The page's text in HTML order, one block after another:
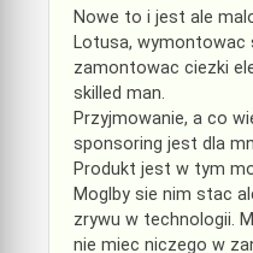
Nowe to i jest ale
Lotusa, wymontowac
zamontowac ciezki
skilled man.
Przyjmowanie, a co
sponsoring jest dla
Produkt jest w tym
Moglby sie nim stac
zrywu w technologii.
nie miec niczego w